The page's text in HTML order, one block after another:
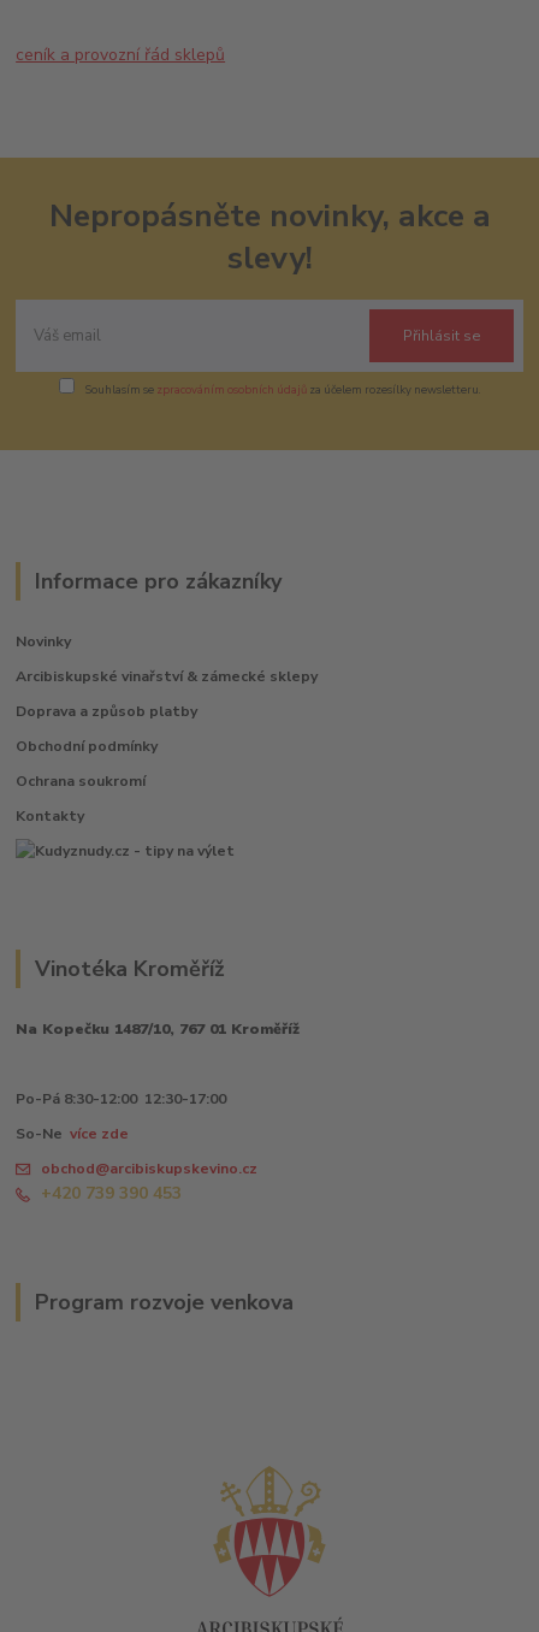
ceník a provozní řád sklepů
Nepropásněte novinky, akce a
slevy!
Přihlásit se
Souhlasím se zpracováním osobních údajůza účelem rozesílky newsletteru.
Informace pro zákazníky
Novinky
Arcibiskupské vinařství & zámecké sklepy
Doprava a způsob platby
Obchodní podmínky
Ochrana soukromí
Kontakty
Vinotéka Kroměříž
Na Kopečku 1487/10, 767 01 Kroměříž
Po-Pá 8:30-12:00 12:30-17:00
So-Nevíce zde
obchod@arcibiskupskevino.cz
+420 739 390 453
Program rozvoje venkova